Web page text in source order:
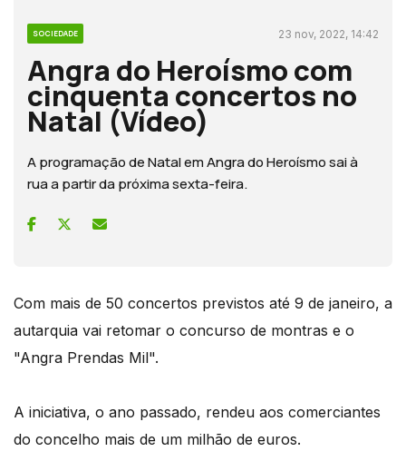
SOCIEDADE 23 nov, 2022, 14:42
Angra do Heroísmo com
cinquenta concertos no
Natal (Vídeo)
A programação de Natal em Angra do Heroísmo sai à
rua a partir da próxima sexta-feira.
Com mais de 50 concertos previstos até 9 de janeiro, a
autarquia vai retomar o concurso de montras e o
"Angra Prendas Mil".
A iniciativa, o ano passado, rendeu aos comerciantes
do concelho mais de um milhão de euros.